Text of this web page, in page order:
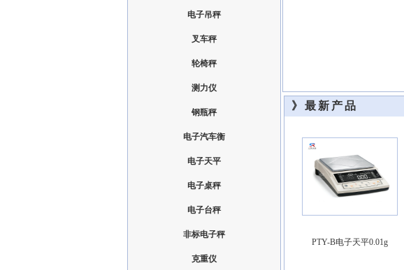
电子吊秤
叉车秤
轮椅秤
测力仪
钢瓶秤
电子汽车衡
电子天平
电子桌秤
电子台秤
非标电子秤
克重仪
》最新产品
PTY-B电子天平0.01g